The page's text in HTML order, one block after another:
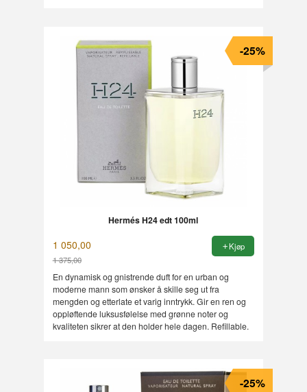
Hermés H24 edt 100ml
1 050,00
1 375,00
Rabatt
-25%
Kjøp
En dynamisk og gnistrende duft for en urban og
moderne mann som ønsker å skille seg ut fra
mengden og etterlate et varig inntrykk. Gir en ren og
oppløftende luksusfølelse med grønne noter og
kvaliteten sikrer at den holder hele dagen. Refillable.
-25%